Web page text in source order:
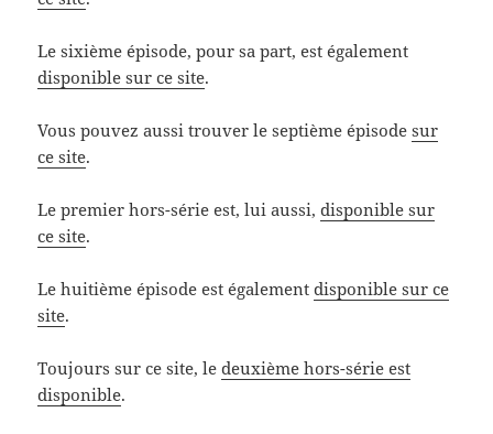
Le sixième épisode, pour sa part, est également
disponible sur ce site.
Vous pouvez aussi trouver le septième épisodesur
ce site.
Le premier hors-série est, lui aussi,disponible sur
ce site.
Le huitième épisode est égalementdisponible sur ce
site.
Toujours sur ce site, ledeuxième hors-série est
disponible.